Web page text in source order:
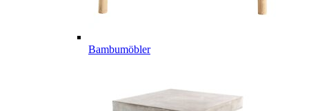
Bambumöbler